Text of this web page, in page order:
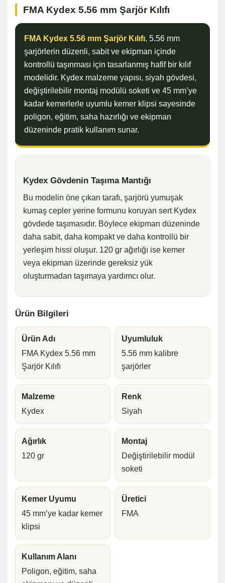
FMA Kydex 5.56 mm Şarjör Kılıfı
FMA Kydex 5.56 mm Şarjör Kılıfı, 5.56 mm
şarjörlerin düzenli, sabit ve ekipman içinde
kontrollü taşınması için tasarlanmış hafif bir kılıf
modelidir. Kydex malzeme yapısı, siyah gövdesi,
değiştirilebilir montaj modülü soketi ve 45 mm’ye
kadar kemerlerle uyumlu kemer klipsi sayesinde
poligon, eğitim, saha hazırlığı ve ekipman
düzeninde pratik kullanım sunar.
Kydex Gövdenin Taşıma Mantığı
Bu modelin öne çıkan tarafı, şarjörü yumuşak
kumaş cepler yerine formunu koruyan sert Kydex
gövdede taşımasıdır. Böylece ekipman düzeninde
daha sabit, daha kompakt ve daha kontrollü bir
yerleşim hissi oluşur. 120 gr ağırlığı ise kemer
veya ekipman üzerinde gereksiz yük
oluşturmadan taşımaya yardımcı olur.
Ürün Bilgileri
Ürün Adı
FMA Kydex 5.56 mm
Şarjör Kılıfı
Uyumluluk
5.56 mm kalibre
şarjörler
Malzeme
Kydex
Renk
Siyah
Ağırlık
120 gr
Montaj
Değiştirilebilir modül
soketi
Kemer Uyumu
45 mm’ye kadar kemer
klipsi
Üretici
FMA
Kullanım Alanı
Poligon, eğitim, saha